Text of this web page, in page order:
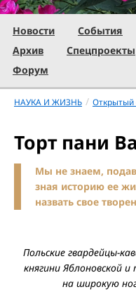
Новости События
Архив
Спецпроекты
Форум
НАУКА И ЖИЗНЬ /
Торт пани
Мы не знаем,
зная историю ее
назвать свое
Польские гвардейцы-
княгини Яблоновской
на широкую